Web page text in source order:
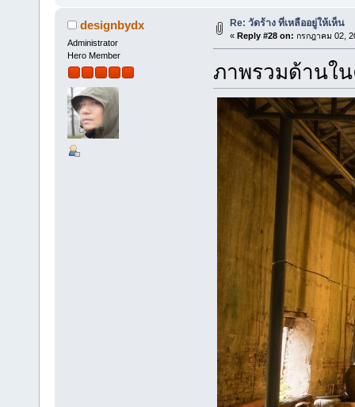
designbydx
Administrator
Hero Member
Re: วัดร้าง ที่เหลืออยู่ให้เห็น
« Reply #28 on: กรกฎาคม 02,
ภาพรวมด้านใ